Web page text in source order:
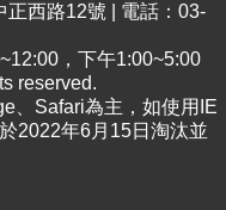
西路12號 | 電話：03-
，下午1:00~5:00
reserved.
、Safari為主，如使用IE
2022年6月15日淘汰並